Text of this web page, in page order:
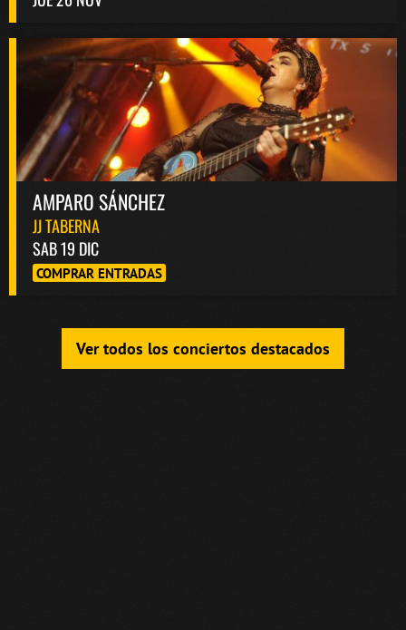
AMPARO SÁNCHEZ
JJ TABERNA
SAB 19 DIC
COMPRAR ENTRADAS
Ver todos los conciertos destacados